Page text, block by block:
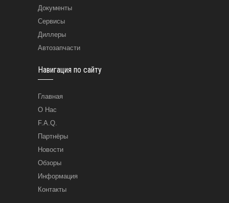
Документы
Сервисы
Диллеры
Автозапчасти
Навигация по сайту
Главная
О Нас
F.A.Q.
Партнёры
Новости
Обзоры
Информация
Контакты